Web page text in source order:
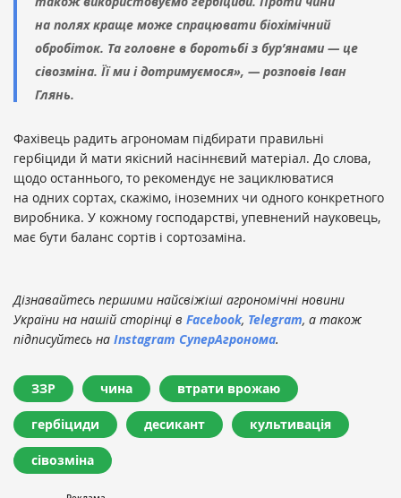
на полях краще може спрацювати біохімічний
обробіток. Та головне в боротьбі з бур’янами — це
сівозміна. Її ми і дотримуємося», — розповів Іван
Глянь.
Фахівець радить агрономам підбирати правильні
гербіциди й мати якісний насіннєвий матеріал. До слова,
щодо останнього, то рекомендує не зациклюватися
на одних сортах, скажімо, іноземних чи одного конкретного
виробника. У кожному господарстві, упевнений науковець,
має бути баланс сортів і сортозаміна.
Дізнавайтесь першими найсвіжіші агрономічні новини
України на нашій сторінці в Facebook, Telegram, а також
підписуйтесь на Instagram СуперАгронома.
ЗЗР чина втрати врожаю
гербіциди десикант культивація
сівозміна